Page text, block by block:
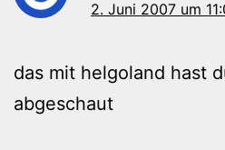
2. Juni 2007 um
das mit helgoland hast
abgeschaut